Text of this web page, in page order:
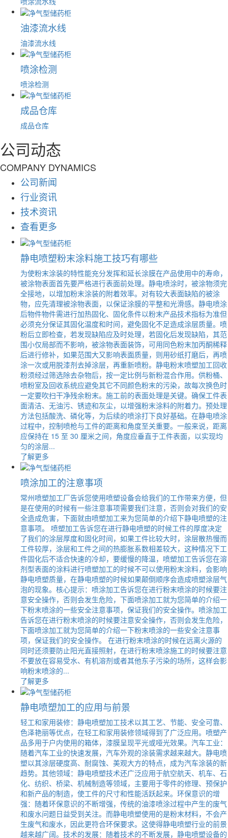
油漆流水线
油漆流水线
喷涂检测
喷涂检测
成品仓库
成品仓库
公司动态
COMPANY DYNAMICS
公司新闻
行业资讯
技术资讯
查看更多
静电喷塑粉末涂料施工技巧有哪些
为使粉末涂装的特性能充分发挥和延长涂膜在产品使用中的寿命，
被涂物表面首先要严格进行表面前处理。静电喷涂时，被涂物须完
全接地，以增加粉末涂装的附着效率。对有较大表面缺陷的被涂
物，应先清理被涂物表面，以保证涂膜的平整和光滑感。静电喷涂
后物件物件需进行加热固化、固化条件以粉末产品技术指标为准但
必须充分保证其固化温度和时间，避免固化不足造成涂层质量。喷
粉后立即检查，若发现缺陷应及时处理，若固化后发现缺陷，其范
围小仅局部而不影响，被涂物表面装饰，可用同色粉末加丙酮稀释
后进行修补，如果范围大又影响表面质量，则用砂纸打磨后，再喷
涂一次或用脱漆剂去掉涂层，再重新喷粉。静电粉末喷塑加工回收
粉须经过筛选除去杂物后，按一定比例与新粉混合作用。供粉桶、
喷粉室及回收系统应避免其它不同颜色粉末的污染，故每次换色时
一定要吹扫干净残余粉末。施工前的表面处理是关键。确保工件表
面清洁、无油污、锈迹和灰尘，以增强粉末涂料的附着力。预处理
方法包括酸洗、磷化等，为后续的喷涂打下良好基础。在静电喷涂
过程中，控制喷枪与工件的距离和角度至关重要。一般来说，距离
应保持在 15 至 30 厘米之间，角度应垂直于工件表面，以实现均
匀的涂层...
了解更多
喷涂加工的注意事项
常州喷塑加工厂告诉您使用喷塑设备会给我们的工作带来方便，但
是在使用的时候有一些注意事项需要我们注意，否则会对我们的安
全造成危害，下面就由喷塑加工来为您简单的介绍下静电喷塑的注
意事项。 喷塑加工告诉您在进行静电喷塑的时候工件的厚度决定
了我们的涂层厚度和固化时间，如果工件比较大时，涂层散热慢而
工件较厚，涂层和工件之间的热膨胀系数相差较大，这种情况下工
件固化后不适合快速的冷却，要缓慢的降温，喷塑加工告诉您在溶
剂型表面的涂料进行喷塑加工的时候不可以使用粉末涂料，会影响
静电喷塑质量，在静电喷塑的时候如果颠倒顺序会造成喷塑涂层气
泡的现象。核心提示：喷涂加工告诉您在进行粉末喷涂的时候要注
意安全操作，否则会发生危险，下面喷涂加工就为您简单的介绍一
下粉末喷涂的一些安全注意事项，保证我们的安全操作。喷涂加工
告诉您在进行粉末喷涂的时候要注意安全操作，否则会发生危险，
下面喷涂加工就为您简单的介绍一下粉末喷涂的一些安全注意事
项，保证我们的安全操作。 在进行粉末喷涂的时候在远离火源的
同时还须要防止阳光直接照射，在进行粉末喷涂施工的时候要注意
不要放在容易受水、有机溶剂或者其他东子污染的场所，这样会影
响粉末喷涂的...
了解更多
静电喷塑加工的应用与前景
轻工和家用装修：静电喷塑加工技术以其工艺、节能、安全可靠、
色泽艳丽等优点，在轻工和家用装修领域得到了广泛应用。喷塑产
品多用于户内使用的箱体，漆膜呈现平光或哑光效果。汽车工业：
随着汽车工业的快速发展，汽车外观的涂装需求越来越大。静电喷
塑以其涂层硬度高、耐腐蚀、美观大方的特点，成为汽车涂装的新
趋势。其他领域：静电喷塑技术还广泛应用于航空航天、机车、石
化、纺织、桥梁、机械制造等领域，主要用于零件的修理、预保护
和新产品的制造，使工件的尺寸和性能活跃起来。环保意识的增
强：随着环保意识的不断增强，传统的油漆喷涂过程中产生的废气
和废水问题日益受到关注。而静电喷塑使用的是粉末材料，不会产
生废气和废水，因此更符合环保要求。这使得静电喷塑行业的前景
越来越广阔。技术的发展：随着技术的不断发展，静电喷塑设备的